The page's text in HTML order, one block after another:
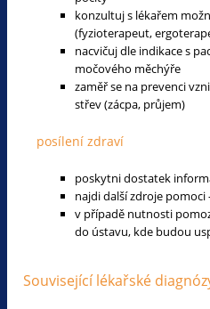
konzultuj s lékařem
(fyzioterapeut,
nacvičuj dle indikace s
močového měchýře
zaměř se na prevenci
střev (zácpa, průjem)
posílení zdraví
poskytni dostatek
najdi další zdroje
v případě nutnosti
do ústavu, kde budou
Související lékařské